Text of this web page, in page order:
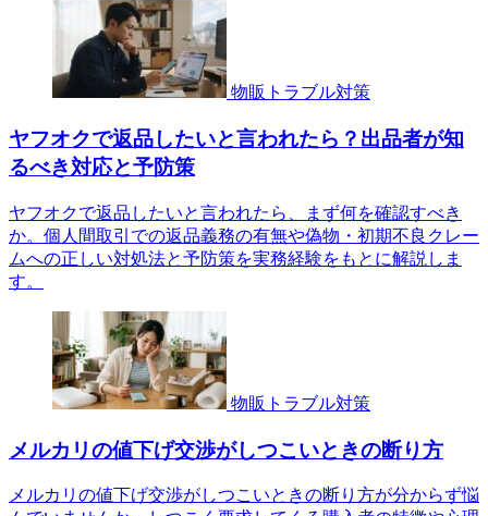
物販トラブル対策
ヤフオクで返品したいと言われたら？出品者が知
るべき対応と予防策
ヤフオクで返品したいと言われたら、まず何を確認すべき
か。個人間取引での返品義務の有無や偽物・初期不良クレー
ムへの正しい対処法と予防策を実務経験をもとに解説しま
す。
物販トラブル対策
メルカリの値下げ交渉がしつこいときの断り方
メルカリの値下げ交渉がしつこいときの断り方が分からず悩